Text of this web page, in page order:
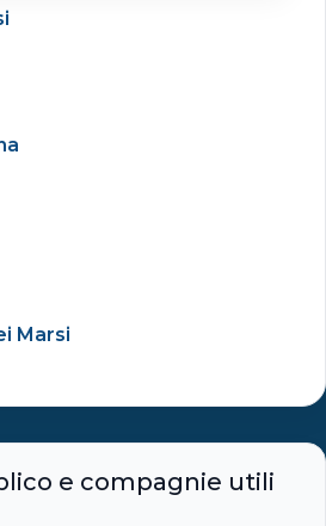
Marsi
e compagnie utili